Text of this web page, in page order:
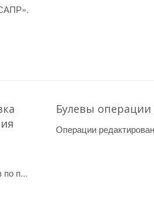
по п...
Булевы
Операции